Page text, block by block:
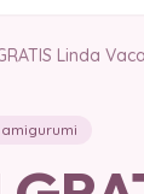
Linda